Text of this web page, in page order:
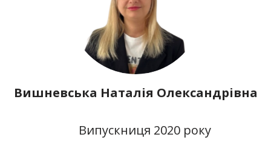
Вишневська Наталія Олександрівна
Випускниця 2020 року